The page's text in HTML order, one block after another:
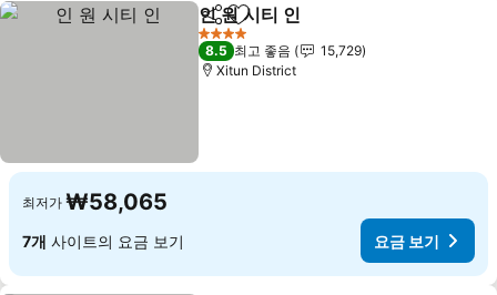
공유 즐겨찾기에 추가
인 원 시티 인
4 성급
8.5 최고 좋음
15,729
Xitun District
최저가 ₩58,065
7개 사이트의 요금 보기 요금 보기